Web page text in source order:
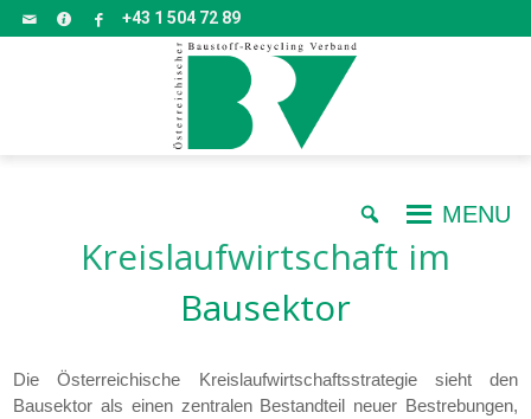
+43 1 504 72 89
MENU
Kreislaufwirtschaft im
Bausektor
Die Österreichische Kreislaufwirtschaftsstrategie sieht den
Bausektor als einen zentralen Bestandteil neuer Bestrebungen,